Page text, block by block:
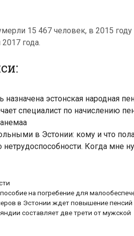
15 467 человек, в 2015
года.
эстонская народная
специалист по начислению
в Эстонии: кому и что
Когда мне
,пособие на погребение для
в Эстонии ждет повышение пенсий
составляет две трети от мужской